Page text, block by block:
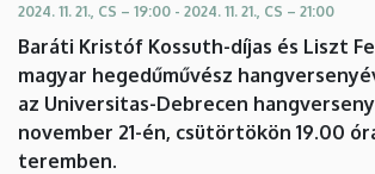
2024. 11. 21., CS – 19:00 - 2024. 11. 21., CS – 21:00
Baráti Kristóf Kossuth-díjas és Liszt
magyar hegedűművész
az Universitas-Debrecen
november 21-én, csütörtökön 19.00
teremben.